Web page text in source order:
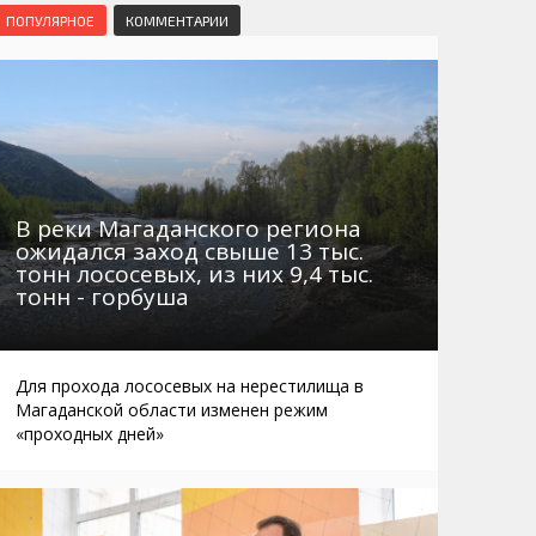
Маршруты. Улицы, остановки
Автобусы Магадан – Аэропорт
Таблица приливов отливов
Мошенники
Интернет
Браконьеры
ПОПУЛЯРНОЕ КОММЕНТАРИИ
В реки Магаданского региона
ожидался заход свыше 13 тыс.
тонн лососевых, из них 9,4 тыс.
тонн - горбуша
Для прохода лососевых на нерестилища в
Магаданской области изменен режим
«проходных дней»